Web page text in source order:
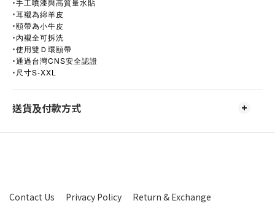
•手工噴漆與高質量水貼
•耳襯為綿羊皮
• 頤帶為小牛皮
• 內襯全可拆洗
•使用雙Ｄ環頤帶
•通過台灣CNS安全認證
• 尺寸S-XXL
送貨及付款方式
Contact Us Privacy Policy Return & Exchange